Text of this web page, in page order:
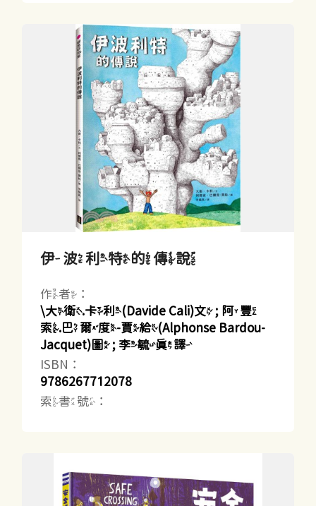
伊波利特的傳說
作者：
\大衛.卡利(Davide Cali)文 ; 阿豐
索.巴爾度-賈給(Alphonse Bardou-
Jacquet)圖 ; 李毓真譯
ISBN：
9786267712078
索書號：